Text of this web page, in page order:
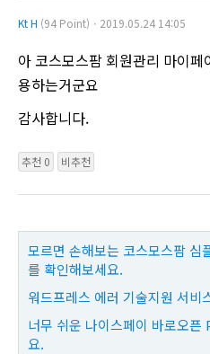
Kt H (94 Point)ㆍ2019.05.24 14:05
아 코스모스팜 회원관리 마이
용하는거군요
감사합니다.
추천 0 비추천
모르면 손해보는 코스모스팜 심
를 확인해보세요.
워드프레스 에러 기술지원 서비
너무 쉬운 나이스페이 바로오픈
요.